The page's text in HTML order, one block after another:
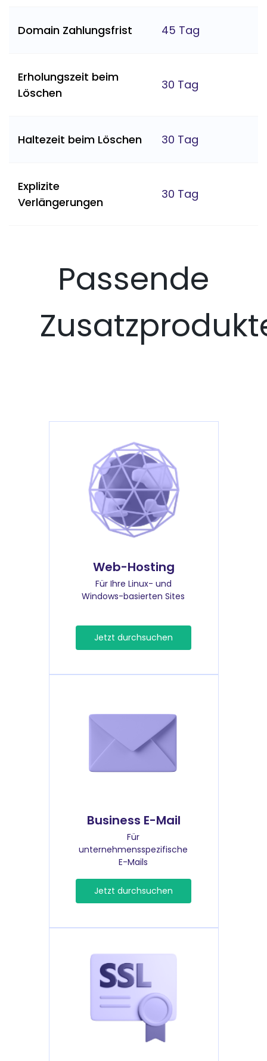
Domain Zahlungsfrist 45 Tag
Erholungszeit beim
Löschen
30 Tag
Haltezeit beim Löschen 30 Tag
Explizite
Verlängerungen
30 Tag
Passende
Web-Hosting
Für Ihre Linux- und
Windows-basierten Sites
Jetzt durchsuchen
Business E-Mail
Für
unternehmensspezifische
E-Mails
Jetzt durchsuchen